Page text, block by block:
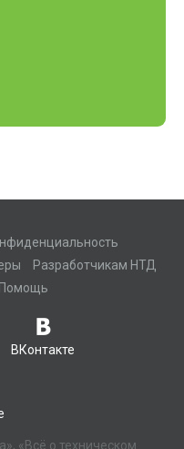
Разработчикам НТД
Помощь
ВКонтакте
«Всё о техническом